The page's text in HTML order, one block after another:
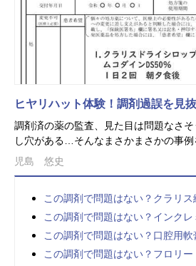
ヒヤリハット体験！調剤過誤を見
調剤済の薬の監査、見た目は問題なさ
し穴がある…そんなまさかまさかの事例
児島 悠史
この調剤で問題はない？クラリス
この調剤で問題はない？インクレ
この調剤で問題はない？口腔用軟
この調剤で問題はない？フロリー